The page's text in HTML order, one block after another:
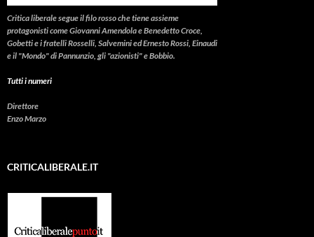
Critica liberalesegue il filo rosso che tiene assieme
protagonisti come Giovanni Amendola e Benedetto Croce,
Gobetti e i fratelli Rosselli, Salvemini ed Ernesto Rossi, Einaudi
e il "Mondo" di Pannunzio, gli "azionisti" e Bobbio.
Tutti i numeri
Direttore
Enzo Marzo
CRITICALIBERALE.IT